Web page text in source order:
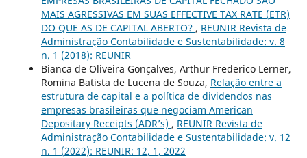
MAIS AGRESSIVAS EM SUAS EFFECTIVE TAX RATE (ETR)
DO QUE AS DE CAPITAL ABERTO? , REUNIR Revista de
Administração Contabilidade e Sustentabilidade: v. 8
n. 1 (2018): REUNIR
Bianca de Oliveira Gonçalves, Arthur Frederico Lerner,
Romina Batista de Lucena de Souza, Relação entre a
estrutura de capital e a política de dividendos nas
empresas brasileiras que negociam American
Depositary Receipts (ADR’s) , REUNIR Revista de
Administração Contabilidade e Sustentabilidade: v. 12
n. 1 (2022): REUNIR: 12, 1, 2022